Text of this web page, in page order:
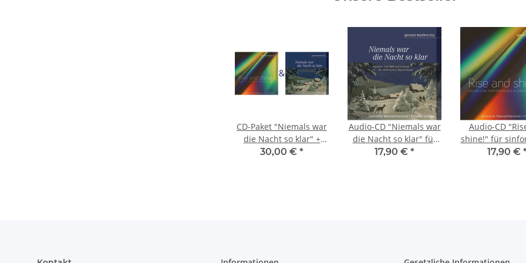
CD-Paket "Niemals war
die Nacht so klar" +
"Rise and shine!" (sinf.
30,00 € *
Audio-CD "Niemals war
die Nacht so klar" für
sinfonisches
17,90 € *
Audio-CD
shine!" für
17,90 €